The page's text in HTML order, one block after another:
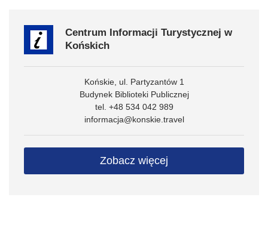
Centrum Informacji Turystycznej w
Końskich
Końskie, ul. Partyzantów 1
Budynek Biblioteki Publicznej
tel. +48 534 042 989
informacja@konskie.travel
Zobacz więcej